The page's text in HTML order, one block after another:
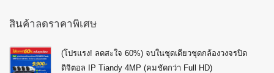
สินค้าลดราคาพิเศษ
(โปรแรง! ลดสะใจ 60%) จบในชุดเดียวชุดกล้องวงจรปิด
ดิจิตอล IP Tiandy 4MP (คมชัดกว่า Full HD)